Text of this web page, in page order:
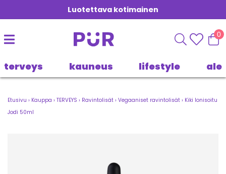
Luotettava kotimainen
0
terveys kauneus lifestyle ale
Etusivu › Kauppa › TERVEYS › Ravintolisät › Vegaaniset ravintolisät › Kiki Ionisoitu
Jodi 50ml